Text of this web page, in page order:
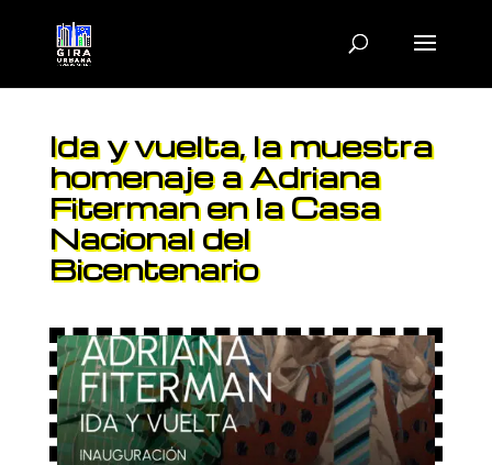
Ida y vuelta, la muestra
homenaje a Adriana
Fiterman en la Casa
Nacional del
Bicentenario